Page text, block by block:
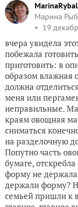
Марина
19
вчера увидела
побежала
приготовить: в
образом влажная
должна
меня или
неправильные.
краям овощная
сниматься
на разделочную
Попутно часть
бумаге,
форму не
держали форму?
семьей пришли к